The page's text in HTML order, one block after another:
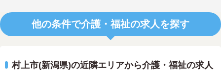
他の条件で介護・福祉の求人を探す
村上市(新潟県)の近隣エリアから介護・福祉の求人